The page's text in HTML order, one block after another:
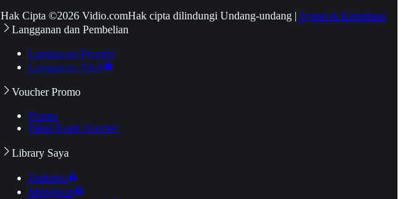
Hak Cipta ©2026 Vidio.comHak cipta dilindungi Undang-undang | Syarat & Ketentuan
Langganan dan Pembelian
Langganan Premier
Langganan Aktif
Voucher Promo
Promo
Pakai Kode Voucher
Library Saya
Daftarku
Mengikuti